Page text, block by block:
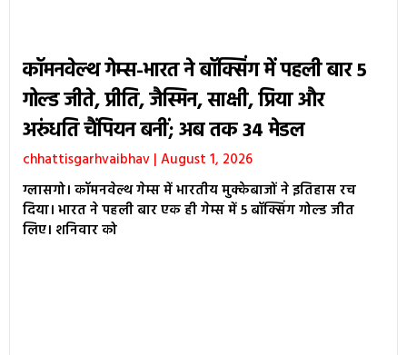
कॉमनवेल्थ गेम्स-भारत ने बॉक्सिंग में पहली बार 5
गोल्ड जीते, प्रीति, जैस्मिन, साक्षी, प्रिया और
अरुंधति चैंपियन बनीं; अब तक 34 मेडल
chhattisgarhvaibhav August 1, 2026
ग्लासगो। कॉमनवेल्थ गेम्स में भारतीय मुक्केबाजों ने इतिहास रच
दिया। भारत ने पहली बार एक ही गेम्स में 5 बॉक्सिंग गोल्ड जीत
लिए। शनिवार को